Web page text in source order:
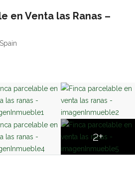
en Venta las Ranas –
2+